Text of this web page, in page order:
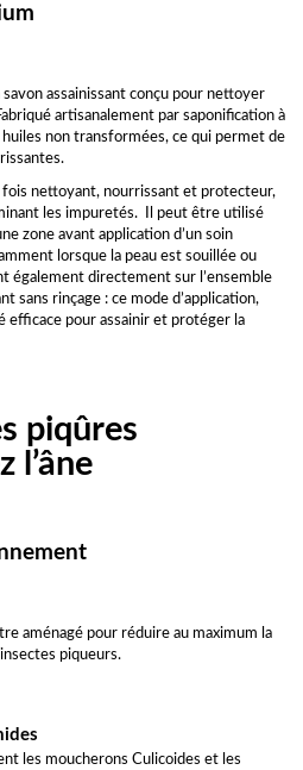
savon assainissant conçu pour nettoyer
artisanalement par saponification à
non transformées, ce qui permet de
fois nettoyant, nourrissant et protecteur,
les impuretés. Il peut être utilisé
zone avant application d’un soin
lorsque la peau est souillée ou
également directement sur l’ensemble
sans rinçage : ce mode d’application,
efficace pour assainir et protéger la
piqûres
l’âne
aménagé pour réduire au maximum la
piqueurs.
les moucherons Culicoides et les